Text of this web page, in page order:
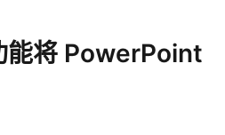
能将 PowerPoint